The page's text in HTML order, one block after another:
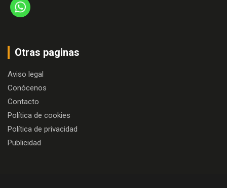
Otras paginas
Aviso legal
Conócenos
Contacto
Política de cookies
Política de privacidad
Publicidad